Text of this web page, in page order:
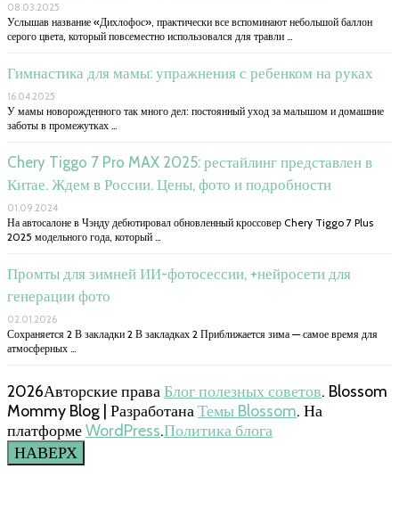
08.03.2025
Услышав название «Дихлофос», практически все вспоминают небольшой баллон
серого цвета, который повсеместно использовался для травли …
Гимнастика для мамы: упражнения с ребенком на руках
16.04.2025
У мамы новорожденного так много дел: постоянный уход за малышом и домашние
заботы в промежутках …
Chery Tiggo 7 Pro MAX 2025: рестайлинг представлен в
Китае. Ждем в России. Цены, фото и подробности
01.09.2024
На автосалоне в Чэнду дебютировал обновленный кроссовер Chery Tiggo 7 Plus
2025 модельного года, который …
Промты для зимней ИИ-фотосессии, +нейросети для
генерации фото
02.01.2026
Сохраняется 2 В закладки 2 В закладках 2 Приближается зима — самое время для
атмосферных …
2026Авторские праваБлог полезных советов. Blossom
Mommy Blog | РазработанаТемы Blossom. На
платформеWordPress.Политика блога
НАВЕРХ